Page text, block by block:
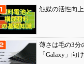
触媒の活性向上
薄さは毛の3分
「Galaxy」向